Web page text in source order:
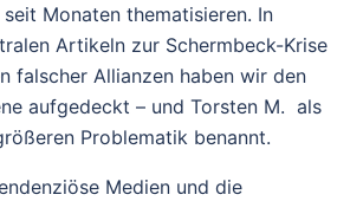
seit Monaten thematisieren. In
Artikeln zur Schermbeck-Krise
falscher Allianzen haben wir den
aufgedeckt – und Torsten M. als
Problematik benannt.
Medien und die